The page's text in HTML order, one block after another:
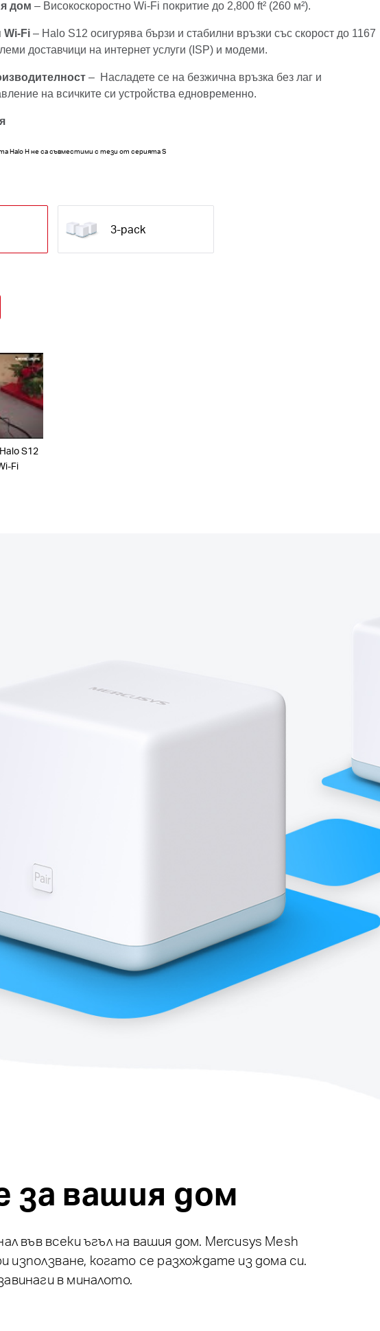
дом – Високоскоростно Wi-Fi покритие до 2,800 ft² (260 м²).
Wi-Fi – Halo S12 осигурява бързи и стабилни връзки със скорост до 1167
доставчици на интернет услуги (ISP) и модеми.
– Насладете се на безжична връзка без лаг и
на всичките си устройства едновременно.
Halo H не са съвместими с тези от серията S
3-pack
S12
Fi
за вашия дом
във всеки ъгъл на вашия дом. Mercusys Mesh
когато се разхождате из дома си.
в миналото.